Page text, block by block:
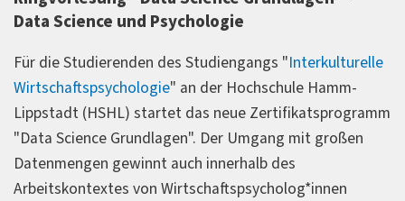
Data Science und Psychologie
Für die Studierenden des Studiengangs "Interkulturelle
Wirtschaftspsychologie" an der Hochschule Hamm-
Lippstadt (HSHL) startet das neue Zertifikatsprogramm
"Data Science Grundlagen". Der Umgang mit großen
Datenmengen gewinnt auch innerhalb des
Arbeitskontextes von Wirtschaftspsycholog*innen